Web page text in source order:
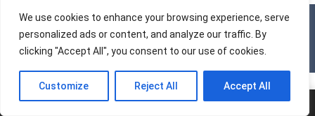
We use cookies to enhance your browsing experience, serve
personalized ads or content, and analyze our traffic. By
clicking "Accept All", you consent to our use of cookies.
Customize Reject All Accept All
Droits d'auteur © 2025Usine de traqueursTous droits réservés.